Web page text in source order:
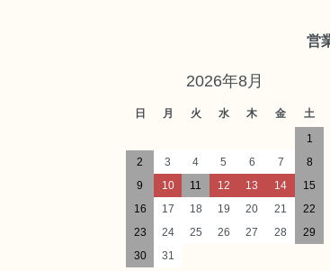
営
2026年8月
日 月 火 水 木 金
土
1
2
3 4 5 6 7
8
9
10 11 12 13 14
15
16
17 18 19 20 21
22
23
24 25 26 27 28
29
30
31